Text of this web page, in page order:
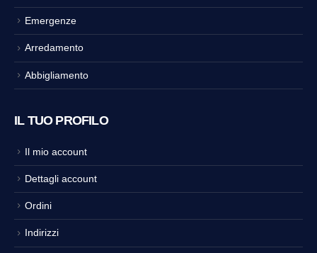
Emergenze
Arredamento
Abbigliamento
IL TUO PROFILO
Il mio account
Dettagli account
Ordini
Indirizzi